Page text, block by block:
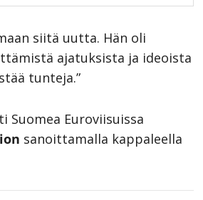
siitä uutta. Hän oli
ajatuksista ja ideoista
tunteja.”
Suomea Euroviisuissa
sanoittamalla kappaleella